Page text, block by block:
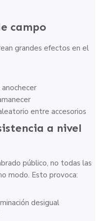
campo
grandes efectos en el
entre accesorios
a nivel
público, no todas las
modo. Esto provoca:
desigual